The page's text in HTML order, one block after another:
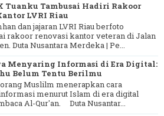
Tuanku Tambusai Hadiri Rakoor
LVRI Riau
dan jajaran LVRI Riau berfoto
rakoor renovasi kantor veteran di Jalan
Duta Nusantara Merdeka | Pe...
Menyaring Informasi di Era Digital:
Belum Tentu Berilmu
Muslilm menerapkan cara
menurut Islam di era digital
Al-Qur'an. Duta Nusantar...